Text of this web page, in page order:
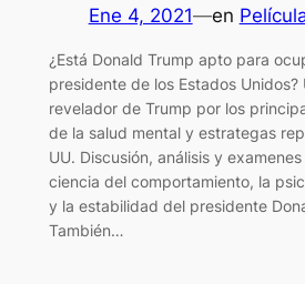
Ene 4, 2021—en
¿Está Donald Trump apto para
presidente de los Estados Unidos?
revelador de Trump por los
de la salud mental y estrategas
UU. Discusión, análisis y
ciencia del comportamiento, la
y la estabilidad del presidente
También…